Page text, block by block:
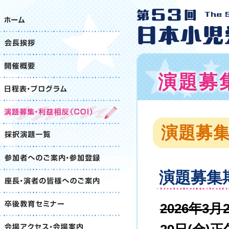
演題募
演題募
演題募集
2026年3月